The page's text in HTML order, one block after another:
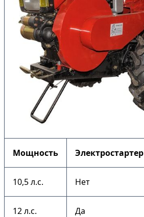
Мощность Электростартер
10,5 л.с. Нет
12 л.с. Да